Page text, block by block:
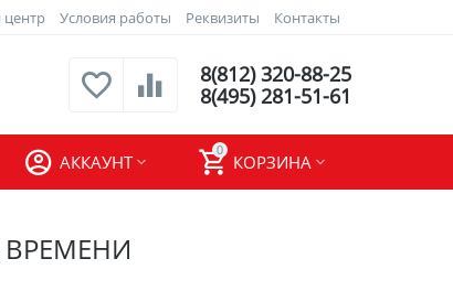
Условия работы Реквизиты Контакты
8(812) 320-88-25
8(495) 281-51-61
0
КОРЗИНА
АККАУНТ